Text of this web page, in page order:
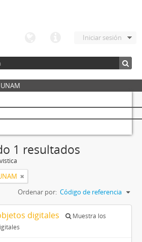
Iniciar sesión
1 resultados
Ordenar por: Código de referencia
digitales
Muestra los